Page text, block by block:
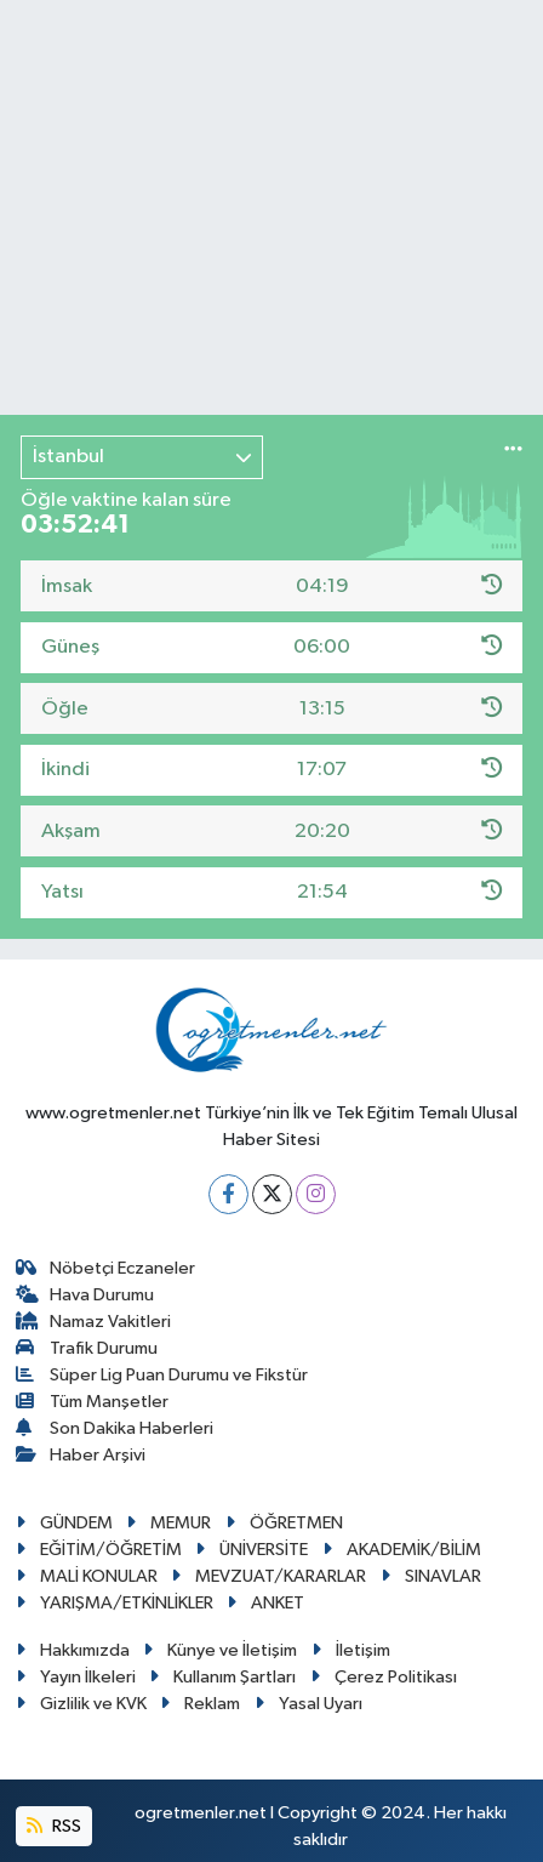
İstanbul
Öğle vaktine kalan süre
03:52:41
İmsak 04:19
Güneş 06:00
Öğle 13:15
İkindi 17:07
Akşam 20:20
Yatsı 21:54
www.ogretmenler.net Türkiye’nin İlk ve Tek Eğitim Temalı Ulusal
Haber Sitesi
Nöbetçi Eczaneler
Hava Durumu
Namaz Vakitleri
Trafik Durumu
Süper Lig Puan Durumu ve Fikstür
Tüm Manşetler
Son Dakika Haberleri
Haber Arşivi
GÜNDEM MEMUR
ÖĞRETMEN
EĞİTİM/ÖĞRETİM
ÜNİVERSİTE
AKADEMİK/BİLİM
MALİ KONULAR
MEVZUAT/KARARLAR
SINAVLAR
YARIŞMA/ETKİNLİKLER
ANKET
Hakkımızda Künye ve İletişim
İletişim
Yayın İlkeleri
Kullanım Şartları
Çerez Politikası
Gizlilik ve KVK
Reklam Yasal Uyarı
RSS
ogretmenler.net I Copyright © 2024. Her hakkı
saklıdır